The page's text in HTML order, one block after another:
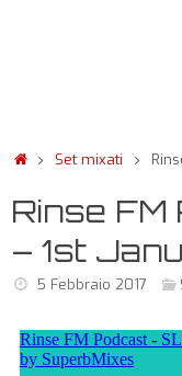
Set mixati
Rinse
– 1st
5 Febbraio 2017